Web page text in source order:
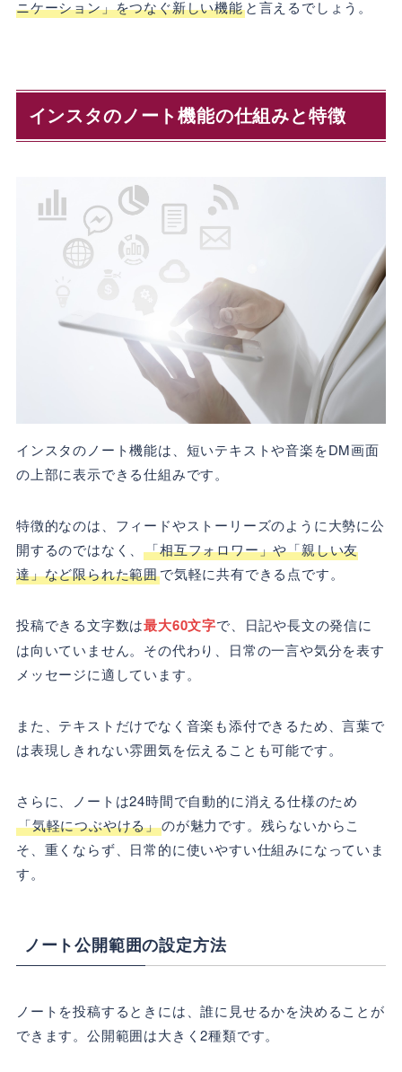
ニケーション」をつなぐ新しい機能と言えるでしょう。
インスタのノート機能の仕組みと特徴
インスタのノート機能は、短いテキストや音楽をDM画面
の上部に表示できる仕組みです。
特徴的なのは、フィードやストーリーズのように大勢に公
開するのではなく、「相互フォロワー」や「親しい友
達」など限られた範囲で気軽に共有できる点です。
投稿できる文字数は最大60文字で、日記や長文の発信に
は向いていません。その代わり、日常の一言や気分を表す
メッセージに適しています。
また、テキストだけでなく音楽も添付できるため、言葉で
は表現しきれない雰囲気を伝えることも可能です。
さらに、ノートは24時間で自動的に消える仕様のため
「気軽につぶやける」のが魅力です。残らないからこ
そ、重くならず、日常的に使いやすい仕組みになっていま
す。
ノート公開範囲の設定方法
ノートを投稿するときには、誰に見せるかを決めることが
できます。公開範囲は大きく2種類です。